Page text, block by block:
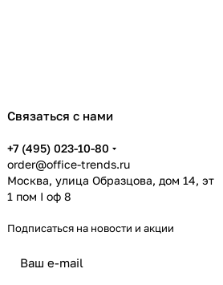
Связаться с нами
+7 (495) 023-10-80
order@office-trends.ru
Москва, улица Образцова, дом 14, эт
1 пом I оф 8
Подписаться на новости и акции